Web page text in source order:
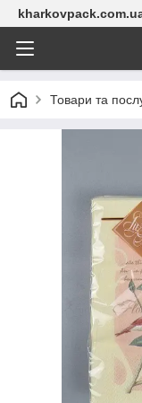
Товари та